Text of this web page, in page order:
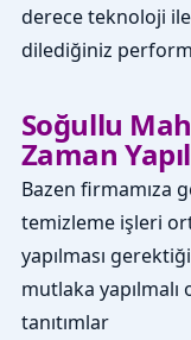
derece teknoloji ile
dilediğiniz
Soğullu
Zaman
Bazen firmamıza
temizleme işleri
yapılması
mutlaka yapılmalı
tanıtımlar